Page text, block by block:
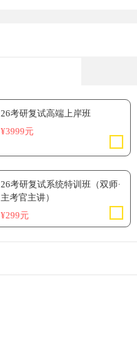
26考研复试高端上岸班
¥3999元
26考研复试系统特训班（双师·
主考官主讲）
¥299元